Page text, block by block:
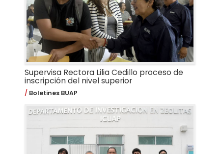
Supervisa Rectora Lilia Cedillo proceso de
inscripción del nivel superior
Boletines BUAP